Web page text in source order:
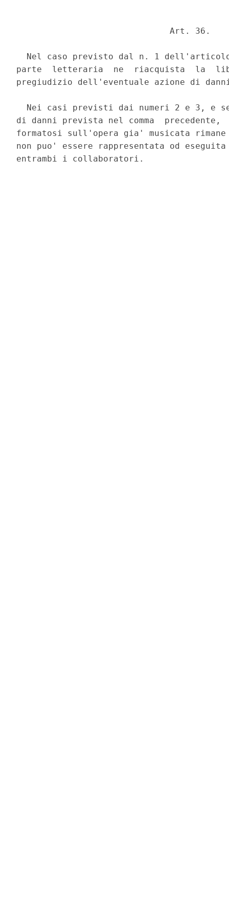
                              Art. 36.
Nel caso previsto dal n. 1
parte  letteraria  ne  riacquista  la
pregiudizio dell'eventuale azione di
Nei casi previsti dai numeri 2 e 3, e
di danni prevista nel comma
formatosi sull'opera gia' musicata
non puo' essere rappresentata od